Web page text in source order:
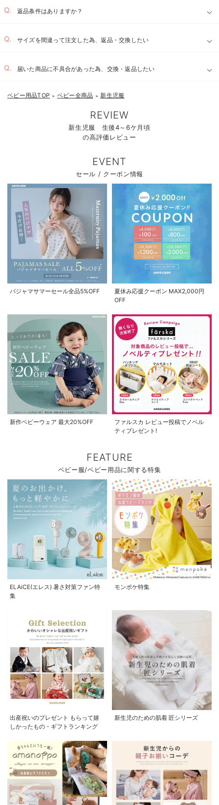
返品条件はありますか？
サイズを間違って注文した為、返品・交換したい
届いた商品に不具合があった為、交換・返品したい
ベビー用品TOP ＞ ベビー全商品 ＞ 新生児服
REVIEW
新生児服 生後4～6ケ月頃
の高評価レビュー
EVENT
セール / クーポン情報
パジャマサマーセール全品5%OFF
夏休み応援クーポン MAX2,000円
OFF
新作ベビーウェア 最大20%OFF
ファルスカ レビュー投稿でノベル
ティプレゼント!
FEATURE
ベビー服/ベビー用品に関する特集
ELAiCE(エレス) 暑さ対策ファン特
集
モンポケ特集
出産祝いのプレゼント もらって嬉
しかったもの・ギフトランキング
新生児のための肌着 匠シリーズ